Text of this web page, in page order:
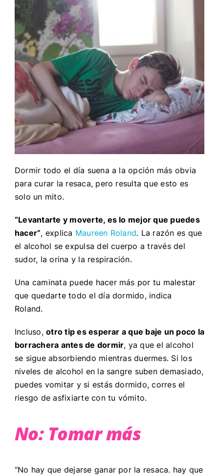
Dormir todo el día suena a la opción más obvia
para curar la resaca, pero resulta que esto es
solo un mito.
“Levantarte y moverte, es lo mejor que puedes
hacer”, explica Maureen Roland. La razón es que
el alcohol se expulsa del cuerpo a través del
sudor, la orina y la respiración.
Una caminata puede hacer más por tu malestar
que quedarte todo el día dormido, indica
Roland.
Incluso,otro tip es esperar a que baje un poco la
borrachera antes de dormir, ya que el alcohol
se sigue absorbiendo mientras duermes. Si los
niveles de alcohol en la sangre suben demasiado,
puedes vomitar y si estás dormido, corres el
riesgo de asfixiarte con tu vómito.
No: Tomar más
“No hay que dejarse ganar por la resaca. hay que